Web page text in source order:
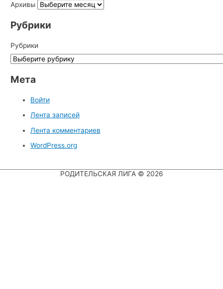
Архивы
Рубрики
Рубрики
Мета
Войти
Лента записей
Лента комментариев
WordPress.org
РОДИТЕЛЬСКАЯ ЛИГА© 2026